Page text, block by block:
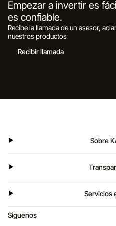
Empezar a invertir es
es confiable.
Recibe la llamada de un asesor,
nuestros productos
Recibir llamada
Sobre
Servicios
Síguenos